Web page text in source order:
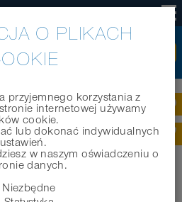
| PROTAPE® PUR 327 MEMORY
327 MEMORY
O PLIKACH
przyjemnego korzystania z
internetowej używamy
cookie.
lub dokonać indywidualnych
ustawień.
w naszym oświadczeniu o
danych.
Niezbędne